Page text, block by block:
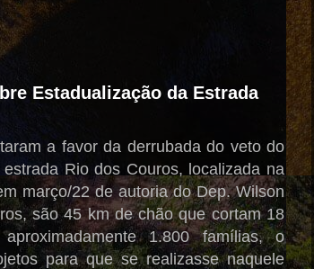
Estadualização da Estrada
a favor da derrubada do veto do
Rio dos Couros, localizada na
março/22 de autoria do Dep. Wilson
são 45 km de chão que cortam 18
1.800 famílias, o
para que se realizasse naquele